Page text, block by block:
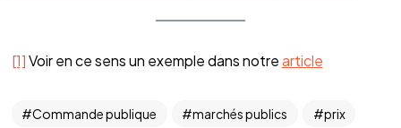
[1]Voir en ce sens un exemple dans notrearticle
Commande publique marchés publics prix